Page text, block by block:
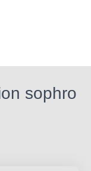
sophro